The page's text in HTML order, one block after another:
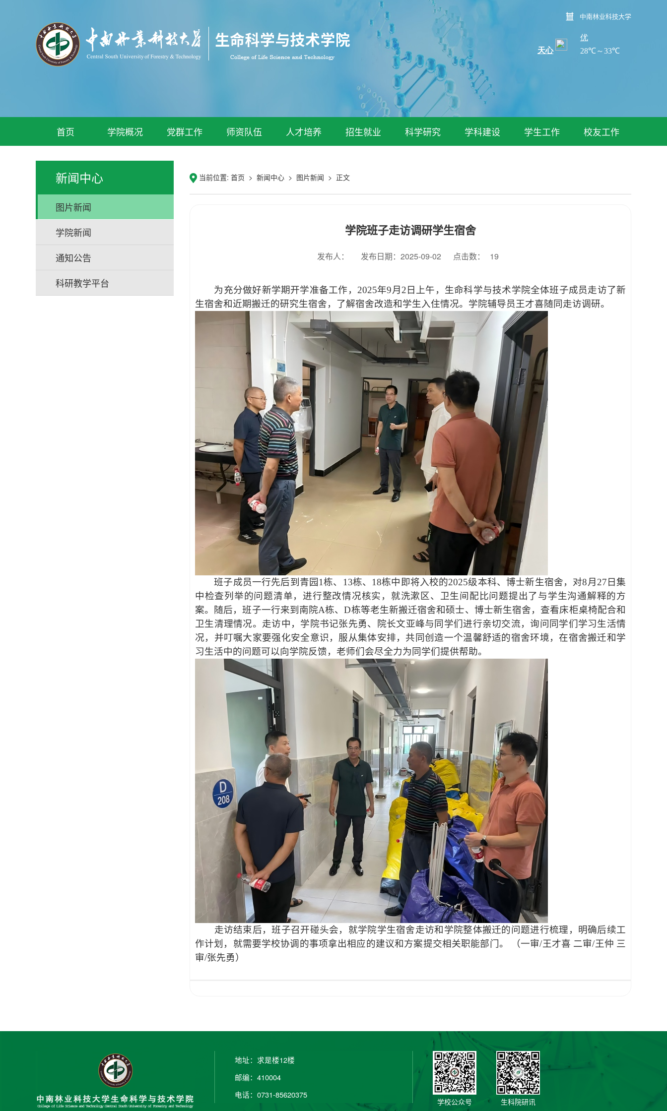
中南林业科技大学
首页 学院概况 党群工作 师资队伍 人才培养 招生就业 科学研究 学科建设 学生工作 校友工作
新闻中心
图片新闻
学院新闻
通知公告
科研教学平台
当前位置: 首页 > 新闻中心 > 图片新闻 > 正文
学院班子走访调研学生宿舍
发布人： 发布日期：2025-09-02 点击数： 19
为充分做好新学期开学准备工作，2025年9月2日上午，生命科学与技术学院全体班子成员走访了新
生宿舍和近期搬迁的研究生宿舍，了解宿舍改造和学生入住情况。学院辅导员王才喜随同走访调研。
班子成员一行先后到青园1栋、13栋、18栋中即将入校的2025级本科、博士新生宿舍，对8月27日集
中检查列举的问题清单，进行整改情况核实，就洗漱区、卫生间配比问题提出了与学生沟通解释的方
案。随后，班子一行来到南院A栋、D栋等老生新搬迁宿舍和硕士、博士新生宿舍，查看床柜桌椅配合和
卫生清理情况。 走访中，学院书记张先勇、院长文亚峰与同学们进行亲切交流，询问同学们学习生活情
况，并叮嘱大家要强化安全意识，服从集体安排，共同创造一个温馨舒适的宿舍环境，在宿舍搬迁和学
习生活中的问题可以向学院反馈，老师们会尽全力为同学们提供帮助。
走访结束后，班子召开碰头会，就学院学生宿舍走访和学院整体搬迁的问题进行梳理，明确后续工
作计划，就需要学校协调的事项拿出相应的建议和方案提交相关职能部门。 （一审/王才喜 二审/王仲 三
审/张先勇）
地址：求是楼12楼
邮编：410004
电话：0731-85620375
学校公众号 生科院研讯